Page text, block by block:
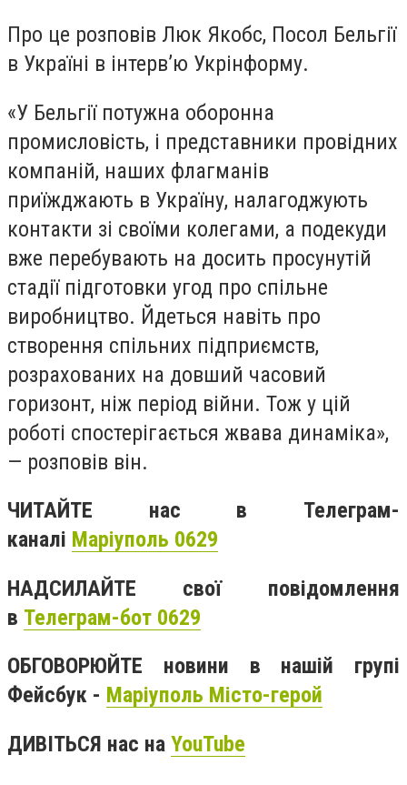
Про це розповів Люк Якобс, Посол Бельгії
в Україні в інтерв’ю Укрінформу.
«У Бельгії потужна оборонна
промисловість, і представники провідних
компаній, наших флагманів
приїжджають в Україну, налагоджують
контакти зі своїми колегами, а подекуди
вже перебувають на досить просунутій
стадії підготовки угод про спільне
виробництво. Йдеться навіть про
створення спільних підприємств,
розрахованих на довший часовий
горизонт, ніж період війни. Тож у цій
роботі спостерігається жвава динаміка»,
— розповів він.
ЧИТАЙТЕ нас в Телеграм-
каналі Маріуполь 0629
НАДСИЛАЙТЕ свої повідомлення
в Телеграм-бот 0629
ОБГОВОРЮЙТЕ новини в нашій групі
Фейсбук - Маріуполь Місто-герой
ДИВІТЬСЯ нас на YouTube